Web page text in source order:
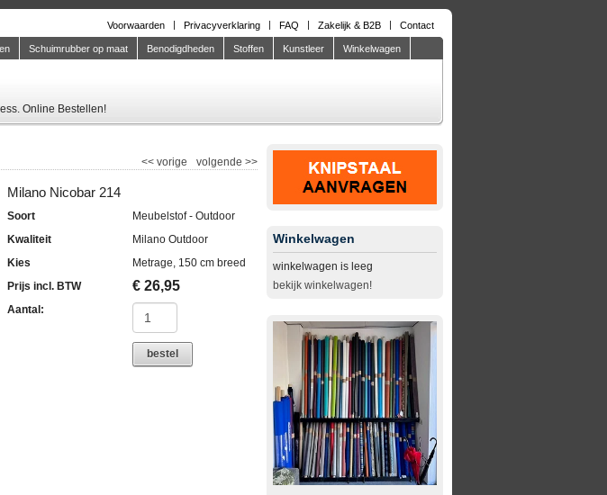
Voorwaarden Privacyverklaring FAQ Zakelijk & B2B Contact
Online Bestellen!
Schuimrubber op maat Benodigdheden Stoffen Kunstleer Winkelwagen
volgende >>
<<vorige
Milano Nicobar 214
Soort
Meubelstof - Outdoor
Kwaliteit
Milano Outdoor
Kies
Metrage, 150 cm breed
Prijs incl. BTW
€ 26,95
Aantal:
bestel
Winkelwagen
winkelwagen is leeg
bekijk winkelwagen!